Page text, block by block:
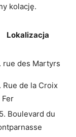
kolację.
Lokalizacja
rue des Martyrs
Rue de la Croix
Fer
Boulevard du